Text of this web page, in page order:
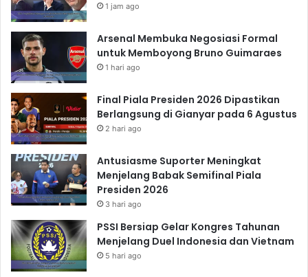
1 jam ago
Arsenal Membuka Negosiasi Formal
untuk Memboyong Bruno Guimaraes
1 hari ago
Final Piala Presiden 2026 Dipastikan
Berlangsung di Gianyar pada 6 Agustus
2 hari ago
Antusiasme Suporter Meningkat
Menjelang Babak Semifinal Piala
Presiden 2026
3 hari ago
PSSI Bersiap Gelar Kongres Tahunan
Menjelang Duel Indonesia dan Vietnam
5 hari ago